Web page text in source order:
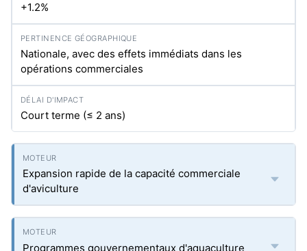
+1.2%
Nationale, avec des effets immédiats dans les
opérations commerciales
Court terme (≤ 2 ans)
Expansion rapide de la capacité commerciale
d'aviculture
Programmes gouvernementaux d'aquaculture